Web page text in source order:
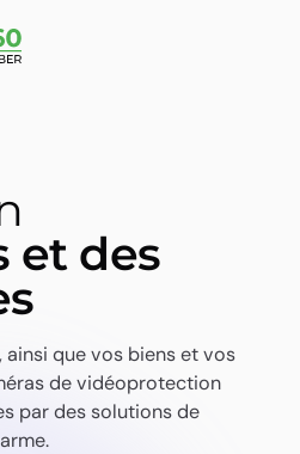
et des
ainsi que vos biens et vos
de vidéoprotection
par des solutions de